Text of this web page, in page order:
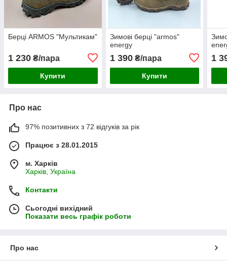
Берці ARMOS "Мультикам"
1 230 ₴/пара
Купити
Зимові берці "armos"
energy
1 390₴/пара
Купити
1
Про нас
97% позитивних з 72 відгуків за рік
Працює з 28.01.2015
м. Харків
Харків, Україна
Контакти
Сьогодні вихідний
Показати весь графік роботи
Про нас